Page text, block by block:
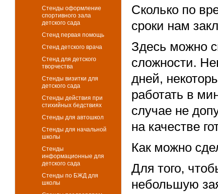
Стенды оформление
спортивного зала
детского сада
Стенд первая помощь
Стенд детского врача
Стенд для детского
творчества
Стенды визитки для
детского сада
Стенды действия при
стихийных бедствиях
Стенды для автошкол
Стенды для начальной
школы
Стенды
информационные для
детского сада
Стенды по БЖД для
школы
Сколько по
сроки нам
Здесь можно
сложности.
дней,
работать в
случае не
на качестве
Как можно
Для того,
небольшую